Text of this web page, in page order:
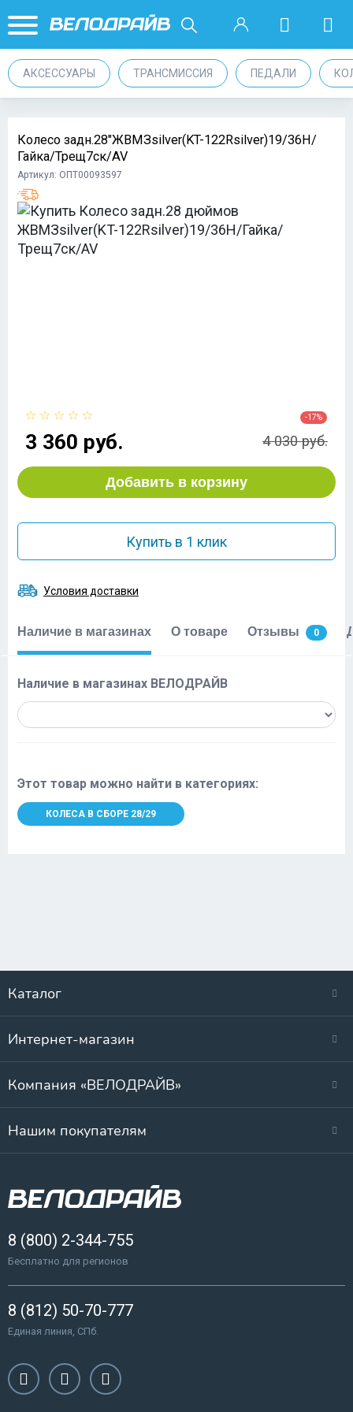
АКСЕССУАРЫ ТРАНСМИССИЯ ПЕДАЛИ
Колесо задн.28"ЖВМЗsilver(KT-122Rsilver)19/36H/
Гайка/Трещ7ск/AV
Артикул: ОПТ00093597
3 360 руб.
-17%
4 030 руб.
Добавить в корзину
Купить в 1 клик
Условия доставки
Наличие в магазинах О товаре Отзывы 0
Наличие в магазинах ВЕЛОДРАЙВ
Этот товар можно найти в категориях:
КОЛЕСА В СБОРЕ 28/29
Каталог
Интернет-магазин
Компания «ВЕЛОДРАЙВ»
Нашим покупателям
8 (800) 2-344-755
Бесплатно для регионов
8 (812) 50-70-777
Единая линия, СПб.